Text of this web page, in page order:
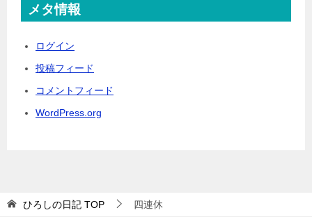
メタ情報
ログイン
投稿フィード
コメントフィード
WordPress.org
ひろしの日記 TOP 四連休